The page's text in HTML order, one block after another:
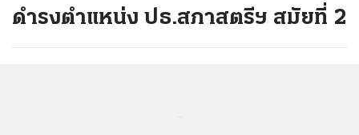
ดำรงตำแหน่ง ปธ.สภาสตรีฯ สมัยที่ 2